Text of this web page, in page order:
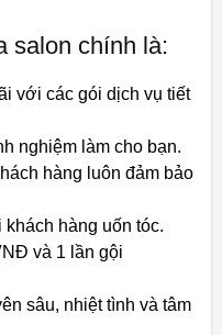
salon chính là:
với các gói dịch vụ tiết
nghiệm làm cho bạn.
hàng luôn đảm bảo
hàng uốn tóc.
và 1 lần gội
sâu, nhiệt tình và tâm